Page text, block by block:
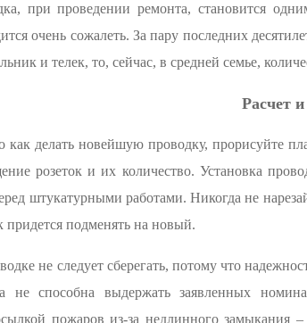
при проведении ремонта, становится
очень сожалеть. За пару последних
и телек, то, сейчас, в средней семье,
Расчет
как делать новейшую проводку, прорисуйте
розеток и их количество. Установка
штукатурными работами. Никогда не
придется подменять на новый.
не следует сберегать, потому что
не способна выдержать заявленных
пожаров из-за недлинного замыкания